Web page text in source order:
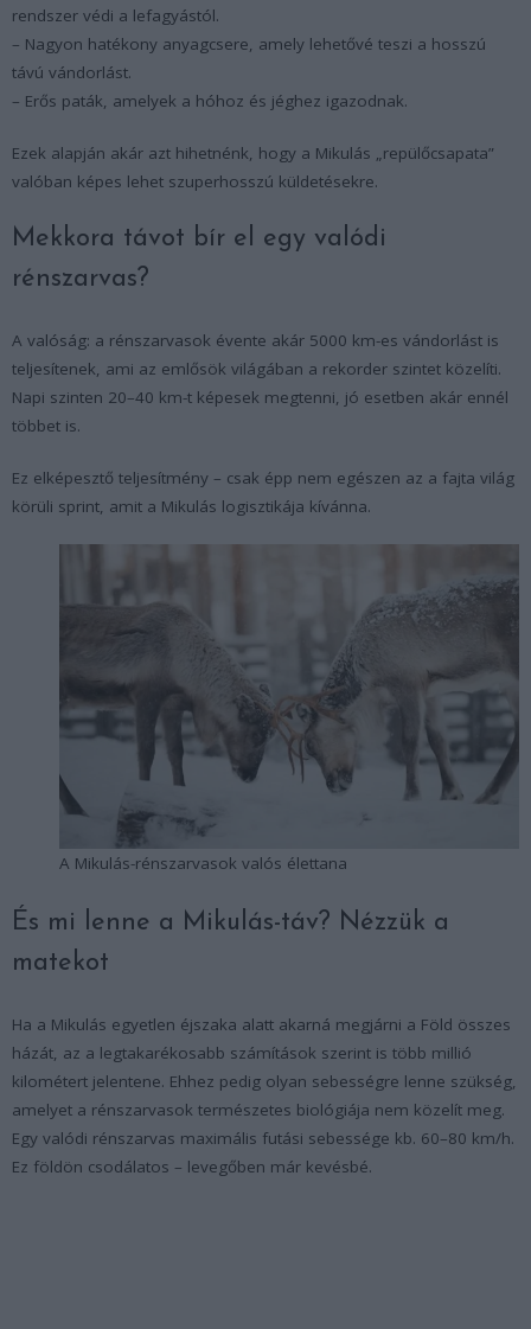
rendszer védi a lefagyástól.
– Nagyon hatékony anyagcsere, amely lehetővé teszi a hosszú
távú vándorlást.
– Erős paták, amelyek a hóhoz és jéghez igazodnak.
Ezek alapján akár azt hihetnénk, hogy a Mikulás „repülőcsapata”
valóban képes lehet szuperhosszú küldetésekre.
Mekkora távot bír el egy valódi
rénszarvas?
A valóság: a rénszarvasok évente akár 5000 km-es vándorlást is
teljesítenek, ami az emlősök világában a rekorder szintet közelíti.
Napi szinten 20–40 km-t képesek megtenni, jó esetben akár ennél
többet is.
Ez elképesztő teljesítmény – csak épp nem egészen az a fajta világ
körüli sprint, amit a Mikulás logisztikája kívánna.
A Mikulás-rénszarvasok valós élettana
És mi lenne a Mikulás-táv? Nézzük a
matekot
Ha a Mikulás egyetlen éjszaka alatt akarná megjárni a Föld összes
házát, az a legtakarékosabb számítások szerint is több millió
kilométert jelentene. Ehhez pedig olyan sebességre lenne szükség,
amelyet a rénszarvasok természetes biológiája nem közelít meg.
Egy valódi rénszarvas maximális futási sebessége kb. 60–80 km/h.
Ez földön csodálatos – levegőben már kevésbé.